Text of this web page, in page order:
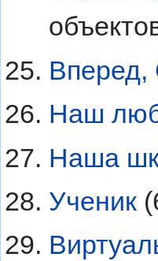
Вперед,
Наш
Наша
Ученик